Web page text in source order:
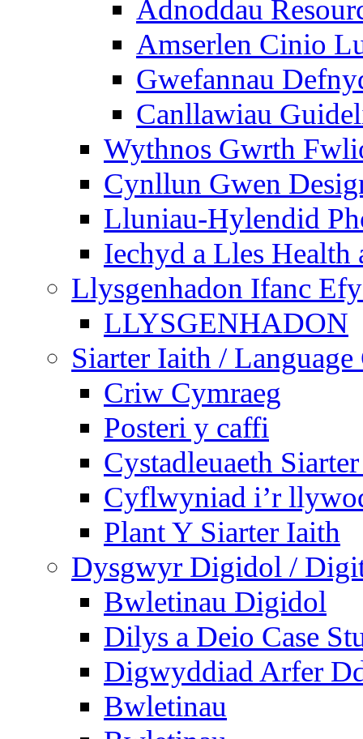
Adnoddau
Amserlen Cinio
Gwefannau
Canllawiau
Wythnos Gwrth
Cynllun Gwen
Lluniau-Hylendid
Iechyd a Lles Health
Llysgenhadon Ifanc
LLYSGENHADON
Siarter Iaith / Language
Criw Cymraeg
Posteri y caffi
Cystadleuaeth
Cyflwyniad i’r
Plant Y Siarter Iaith
Dysgwyr Digidol /
Bwletinau Digidol
Dilys a Deio Case
Digwyddiad Arfer
Bwletinau